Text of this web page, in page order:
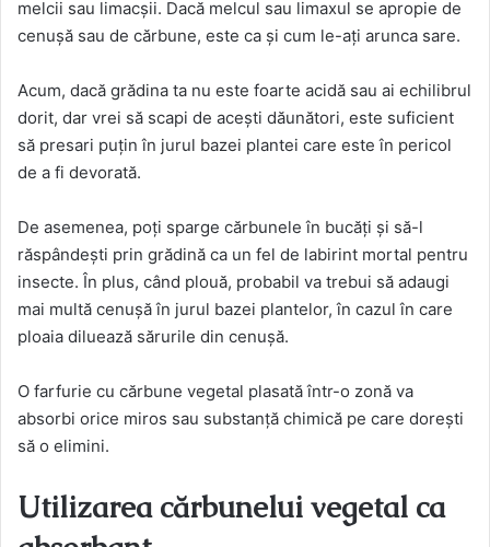
melcii sau limacșii. Dacă melcul sau limaxul se apropie de
cenușă sau de cărbune, este ca și cum le-ați arunca sare.
Acum, dacă grădina ta nu este foarte acidă sau ai echilibrul
dorit, dar vrei să scapi de acești dăunători, este suficient
să presari puțin în jurul bazei plantei care este în pericol
de a fi devorată.
De asemenea, poți sparge cărbunele în bucăți și să-l
răspândești prin grădină ca un fel de labirint mortal pentru
insecte. În plus, când plouă, probabil va trebui să adaugi
mai multă cenușă în jurul bazei plantelor, în cazul în care
ploaia diluează sărurile din cenușă.
O farfurie cu cărbune vegetal plasată într-o zonă va
absorbi orice miros sau substanță chimică pe care dorești
să o elimini.
Utilizarea cărbunelui vegetal ca